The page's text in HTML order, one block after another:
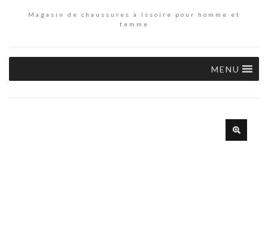
Magasin de chaussures à Issoire pour homme et
femme
MENU